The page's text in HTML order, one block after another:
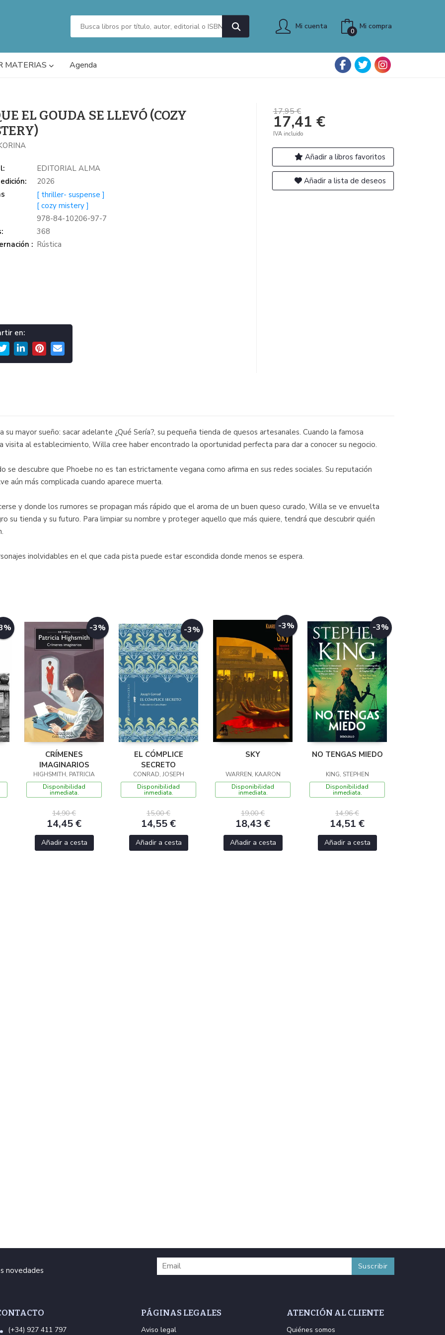
Mi cuenta Mi compra
0
MATERIAS Agenda
EL GOUDA SE LLEVÓ (COZY
EDITORIAL ALMA
2026
[ thriller- suspense ]
[ cozy mistery ]
978-84-10206-97-7
368
: Rústica
en:
17,95 €
17,41 €
IVA incluido
Añadir a libros favoritos
Añadir a lista de deseos
mayor sueño: sacar adelante ¿Qué Sería?, su pequeña tienda de quesos artesanales. Cuando la famosa
visita al establecimiento, Willa cree haber encontrado la oportunidad perfecta para dar a conocer su negocio.
se descubre que Phoebe no es tan estrictamente vegana como afirma en sus redes sociales. Su reputación
aún más complicada cuando aparece muerta.
y donde los rumores se propagan más rápido que el aroma de un buen queso curado, Willa se ve envuelta
su tienda y su futuro. Para limpiar su nombre y proteger aquello que más quiere, tendrá que descubrir quién
inolvidables en el que cada pista puede estar escondida donde menos se espera.
-3%
CRÍMENES
IMAGINARIOS
HIGHSMITH, PATRICIA
Disponibilidad
inmediata.
14,90 €
14,45 €
Añadir a cesta
-3%
EL CÓMPLICE
SECRETO
CONRAD, JOSEPH
Disponibilidad
inmediata.
15,00 €
14,55 €
Añadir a cesta
-3%
SKY
WARREN, KAARON
Disponibilidad
inmediata.
19,00 €
18,43 €
Añadir a cesta
-3%
NO TENGAS MIEDO
KING, STEPHEN
Disponibilidad
inmediata.
14,96 €
14,51 €
Añadir a cesta
novedades
(+34) 927 411 797
PÁGINAS LEGALES
Aviso legal
ATENCIÓN AL CLIENTE
Quiénes somos